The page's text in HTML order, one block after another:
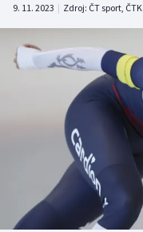
DALŠÍ SPORTY
Americký fotbal
Baseball a softbal
Basketbal
Biatlon
NEPŘEHLÉDNĚTE
Soutěže
Historické návraty
Aplikace ČT sport
9. 11. 2023 | Zdroj: ČT sport, ČTK